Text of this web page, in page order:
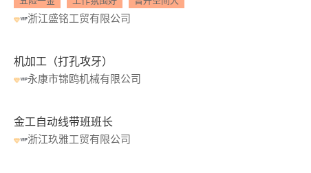
浙江盛铭工贸有限公司
机加工（打孔攻牙）
永康市锦鸥机械有限公司
金工自动线带班班长
浙江玖雅工贸有限公司